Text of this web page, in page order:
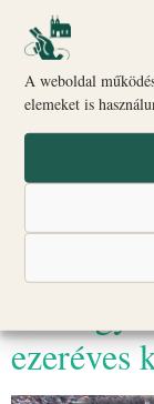
A weboldal
elemeket is
A veszprémi
egyik
az 1000 év
dokumentumfilm,
Úrnap
ezeréves